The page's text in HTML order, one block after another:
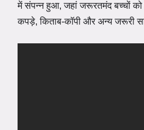
में संपन्न हुआ, जहां जरूरतमंद बच्चों को
कपड़े, किताब-कॉपी और अन्य जरूरी